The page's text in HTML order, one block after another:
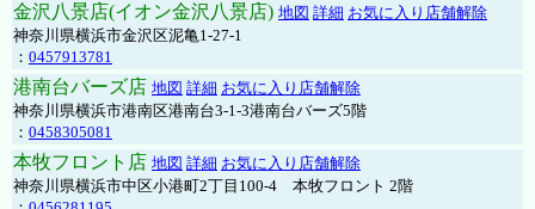
金沢八景店(イオン金沢八景店) 地図 詳細 お気に入り店舗解除
神奈川県横浜市金沢区泥亀1-27-1
： 0457913781
港南台バーズ店 地図 詳細 お気に入り店舗解除
神奈川県横浜市港南区港南台3-1-3港南台バーズ5階
： 0458305081
本牧フロント店 地図 詳細 お気に入り店舗解除
神奈川県横浜市中区小港町2丁目100-4 本牧フロント 2階